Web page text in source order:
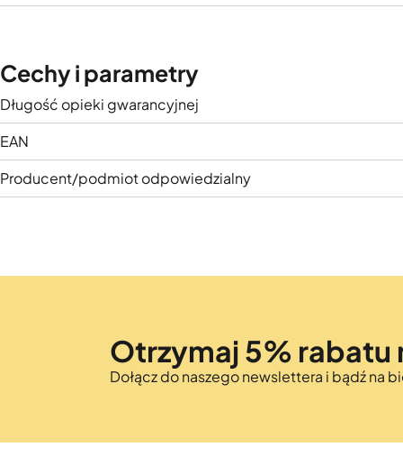
Cechy i parametry
Długość opieki gwarancyjnej
EAN
Producent/podmiot odpowiedzialny
Otrzymaj 5% rabatu
Dołącz do naszego newslettera i bądź na